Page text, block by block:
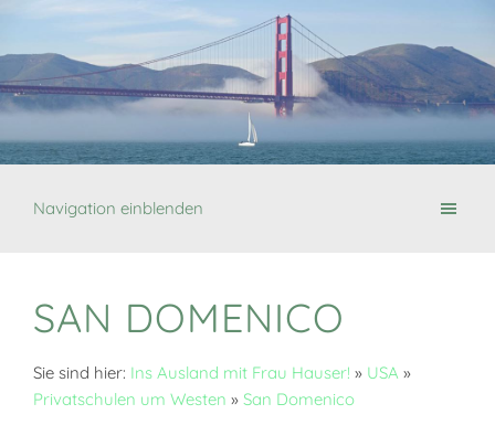
Navigation einblenden
SAN DOMENICO
Sie sind hier: Ins Ausland mit Frau Hauser! » USA »
Privatschulen um Westen » San Domenico